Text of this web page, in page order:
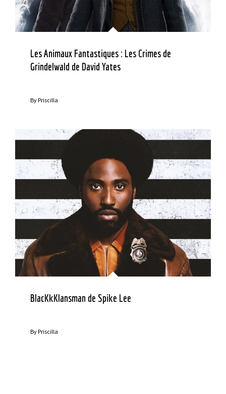
Les Animaux Fantastiques : Les Crimes de
Grindelwald de David Yates
ByPriscilla
BlacKkKlansman de Spike Lee
ByPriscilla